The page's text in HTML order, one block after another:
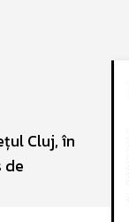
Cluj, în
de